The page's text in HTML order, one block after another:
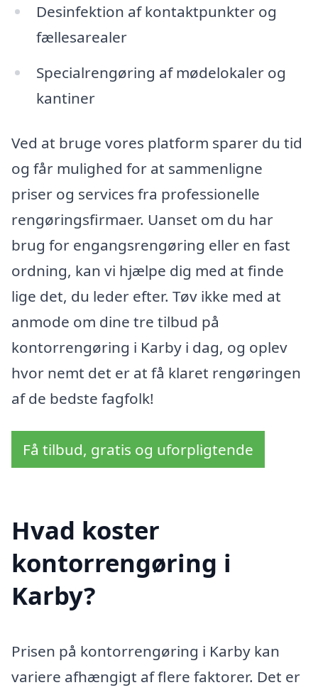
Desinfektion af kontaktpunkter og
fællesarealer
Specialrengøring af mødelokaler og
kantiner
Ved at bruge vores platform sparer du tid
og får mulighed for at sammenligne
priser og services fra professionelle
rengøringsfirmaer. Uanset om du har
brug for engangsrengøring eller en fast
ordning, kan vi hjælpe dig med at finde
lige det, du leder efter. Tøv ikke med at
anmode om dine tre tilbud på
kontorrengøring i Karby i dag, og oplev
hvor nemt det er at få klaret rengøringen
af de bedste fagfolk!
Få tilbud, gratis og uforpligtende
Hvad koster
kontorrengøring i
Karby?
Prisen på kontorrengøring i Karby kan
variere afhængigt af flere faktorer. Det er